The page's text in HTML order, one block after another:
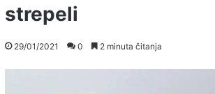
strepeli
29/01/2021 0 2 minuta čitanja